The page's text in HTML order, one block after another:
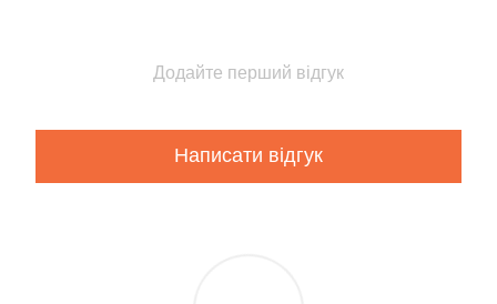
Додайте перший відгук
Написати відгук